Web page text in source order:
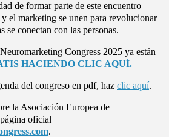
de formar parte de este encuentro
el marketing se unen para revolucionar
se conectan con las personas.
Congress 2025 ya están
HACIENDO CLIC AQUÍ.
del congreso en pdf, haz clic aquí.
la Asociación Europea de
oficial
.